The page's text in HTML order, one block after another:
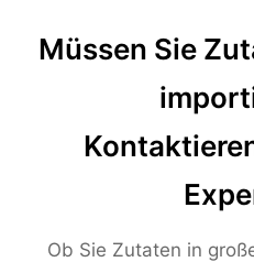
Müssen Sie
Ob Sie Zutaten in